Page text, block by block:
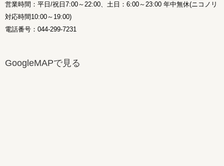
営業時間：平日/祝日7:00～22:00、土日：6:00～23:00 年中無休(ニコノリ
対応時間10:00～19:00)
電話番号：044-299-7231
GoogleMAPで見る